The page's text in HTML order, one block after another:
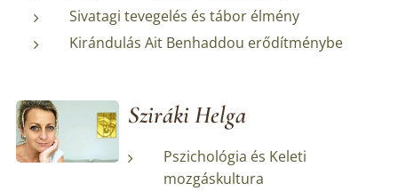
Sivatagi tevegelés és tábor élmény
Kirándulás Ait Benhaddou erődítménybe
Sziráki Helga
Pszichológia és Keleti
mozgáskultura